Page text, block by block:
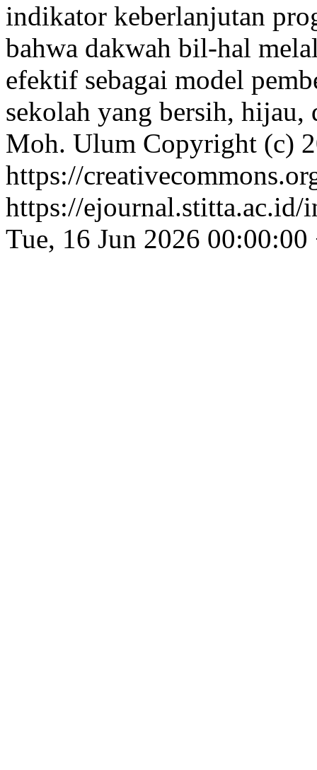
indikator keberlanjutan
bahwa dakwah bil-hal
efektif sebagai model
sekolah yang bersih, hijau,
Moh. Ulum Copyright (c)
https://
https://ejournal.stitta.ac.id/
Tue, 16 Jun 2026 00:00:00